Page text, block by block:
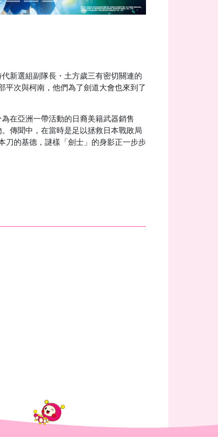
新選組副隊長・土方歲三有密切關連的
次與柯南，他們為了劍道大會也來到了
在亞洲一帶活動的日裔美籍武器銷售
傳聞中，在當時是足以拯救日本戰敗局
刀的基德，謎樣「劍士」的身影正一步步